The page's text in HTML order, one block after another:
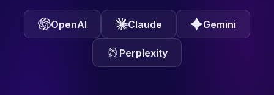
OpenAI Claude Gemini
Perplexity